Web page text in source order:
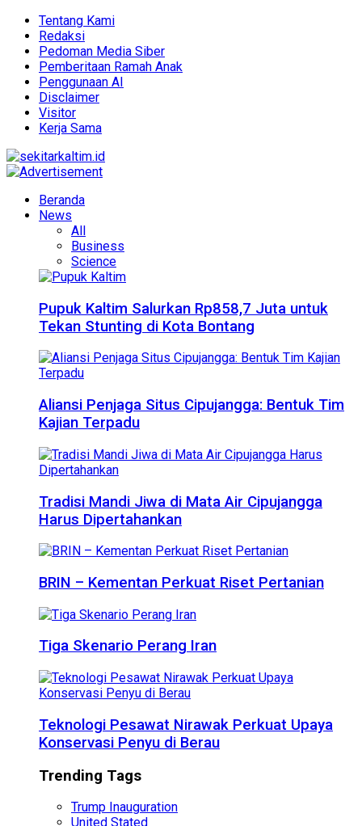
Tentang Kami
Redaksi
Pedoman Media Siber
Pemberitaan Ramah Anak
Penggunaan AI
Disclaimer
Visitor
Kerja Sama
Beranda
News
All
Business
Science
Pupuk Kaltim Salurkan Rp858,7 Juta untuk
Tekan Stunting di Kota Bontang
Aliansi Penjaga Situs Cipujangga: Bentuk Tim
Kajian Terpadu
Tradisi Mandi Jiwa di Mata Air Cipujangga
Harus Dipertahankan
BRIN – Kementan Perkuat Riset Pertanian
Tiga Skenario Perang Iran
Teknologi Pesawat Nirawak Perkuat Upaya
Konservasi Penyu di Berau
Trending Tags
Trump Inauguration
United Stated